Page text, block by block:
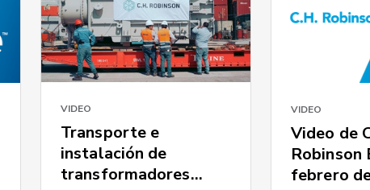
VIDEO
Transporte e
instalación de
transformadores
VIDEO
Video de
Robinson
febrero